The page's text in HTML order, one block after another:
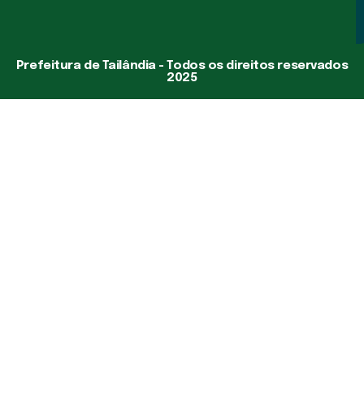
Prefeitura de Tailândia - Todos os direitos reservados
2025